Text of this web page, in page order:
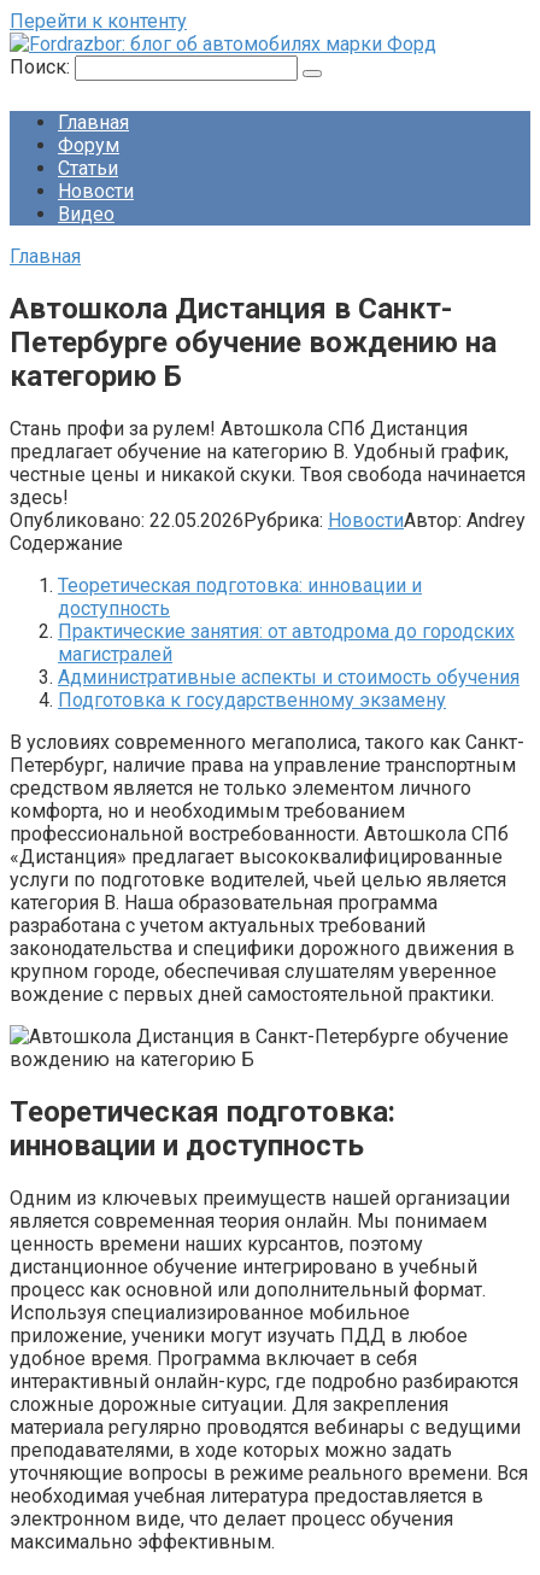
Перейти к контенту
Поиск:
Главная
Форум
Статьи
Новости
Видео
Главная
Автошкола Дистанция в Санкт-
Петербурге обучение вождению на
категорию Б
Стань профи за рулем! Автошкола СПб Дистанция
предлагает обучение на категорию B. Удобный график,
честные цены и никакой скуки. Твоя свобода начинается
здесь!
Опубликовано: 22.05.2026Рубрика: НовостиАвтор: Andrey
Содержание
Теоретическая подготовка: инновации и
доступность
Практические занятия: от автодрома до городских
магистралей
Административные аспекты и стоимость обучения
Подготовка к государственному экзамену
В условиях современного мегаполиса, такого как Санкт-
Петербург, наличие права на управление транспортным
средством является не только элементом личного
комфорта, но и необходимым требованием
профессиональной востребованности. Автошкола СПб
«Дистанция» предлагает высококвалифицированные
услуги по подготовке водителей, чьей целью является
категория В. Наша образовательная программа
разработана с учетом актуальных требований
законодательства и специфики дорожного движения в
крупном городе, обеспечивая слушателям уверенное
вождение с первых дней самостоятельной практики.
Теоретическая подготовка:
инновации и доступность
Одним из ключевых преимуществ нашей организации
является современная теория онлайн. Мы понимаем
ценность времени наших курсантов, поэтому
дистанционное обучение интегрировано в учебный
процесс как основной или дополнительный формат.
Используя специализированное мобильное
приложение, ученики могут изучать ПДД в любое
удобное время. Программа включает в себя
интерактивный онлайн-курс, где подробно разбираются
сложные дорожные ситуации. Для закрепления
материала регулярно проводятся вебинары с ведущими
преподавателями, в ходе которых можно задать
уточняющие вопросы в режиме реального времени. Вся
необходимая учебная литература предоставляется в
электронном виде, что делает процесс обучения
максимально эффективным.